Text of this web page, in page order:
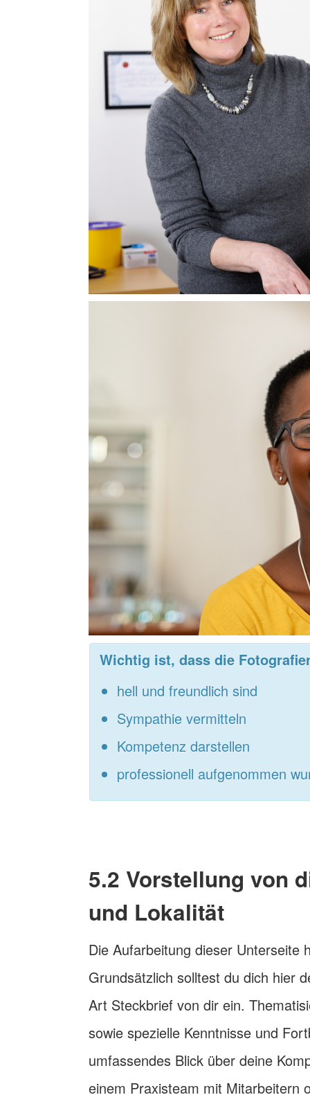
Wichtig ist, dass die
hell und freundlich sind
Sympathie vermitteln
Kompetenz darstellen
professionell aufgenommen
5.2 Vorstellung von
und Lokalität
Die Aufarbeitung dieser Unterseite
Grundsätzlich solltest du dich hier
Art Steckbrief von dir ein.
sowie spezielle Kenntnisse und
umfassendes Blick über deine
einem Praxisteam mit Mitarbeitern